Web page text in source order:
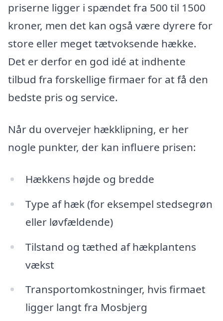
priserne ligger i spændet fra 500 til 1500
kroner, men det kan også være dyrere for
store eller meget tætvoksende hække.
Det er derfor en god idé at indhente
tilbud fra forskellige firmaer for at få den
bedste pris og service.
Når du overvejer hækklipning, er her
nogle punkter, der kan influere prisen:
Hækkens højde og bredde
Type af hæk (for eksempel stedsegrøn
eller løvfældende)
Tilstand og tæthed af hækplantens
vækst
Transportomkostninger, hvis firmaet
ligger langt fra Mosbjerg